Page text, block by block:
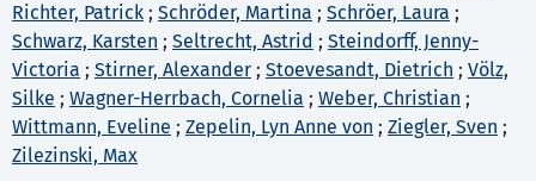
Richter, Patrick ; Schröder, Martina ; Schröer, Laura ;
Schwarz, Karsten ; Seltrecht, Astrid ; Steindorff, Jenny-
Victoria ; Stirner, Alexander ; Stoevesandt, Dietrich ; Völz,
Silke ; Wagner-Herrbach, Cornelia ; Weber, Christian ;
Wittmann, Eveline ; Zepelin, Lyn Anne von ; Ziegler, Sven ;
Zilezinski, Max